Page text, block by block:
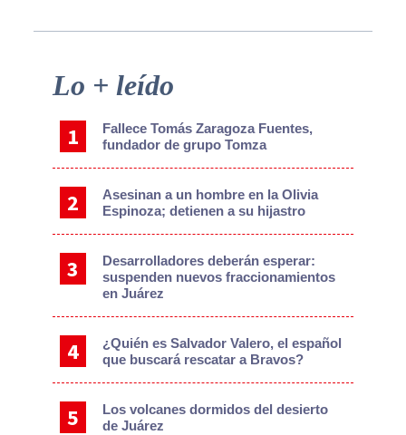
Primary
Lo + leído
Fallece Tomás Zaragoza Fuentes,
fundador de grupo Tomza
Asesinan a un hombre en la Olivia
Espinoza; detienen a su hijastro
Desarrolladores deberán esperar:
suspenden nuevos fraccionamientos
en Juárez
¿Quién es Salvador Valero, el español
que buscará rescatar a Bravos?
Los volcanes dormidos del desierto
de Juárez